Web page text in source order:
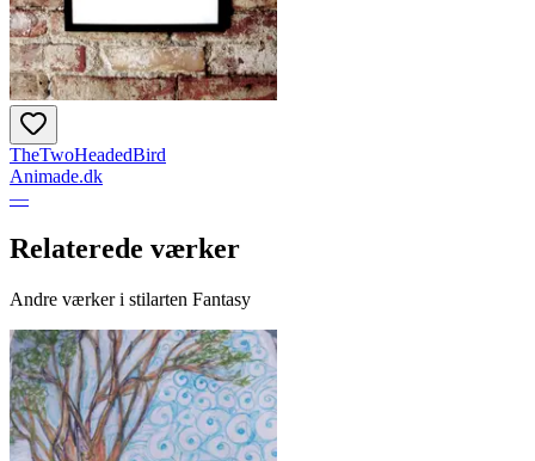
TheTwoHeadedBird
Animade.dk
—
Relaterede værker
Andre værker i stilarten Fantasy